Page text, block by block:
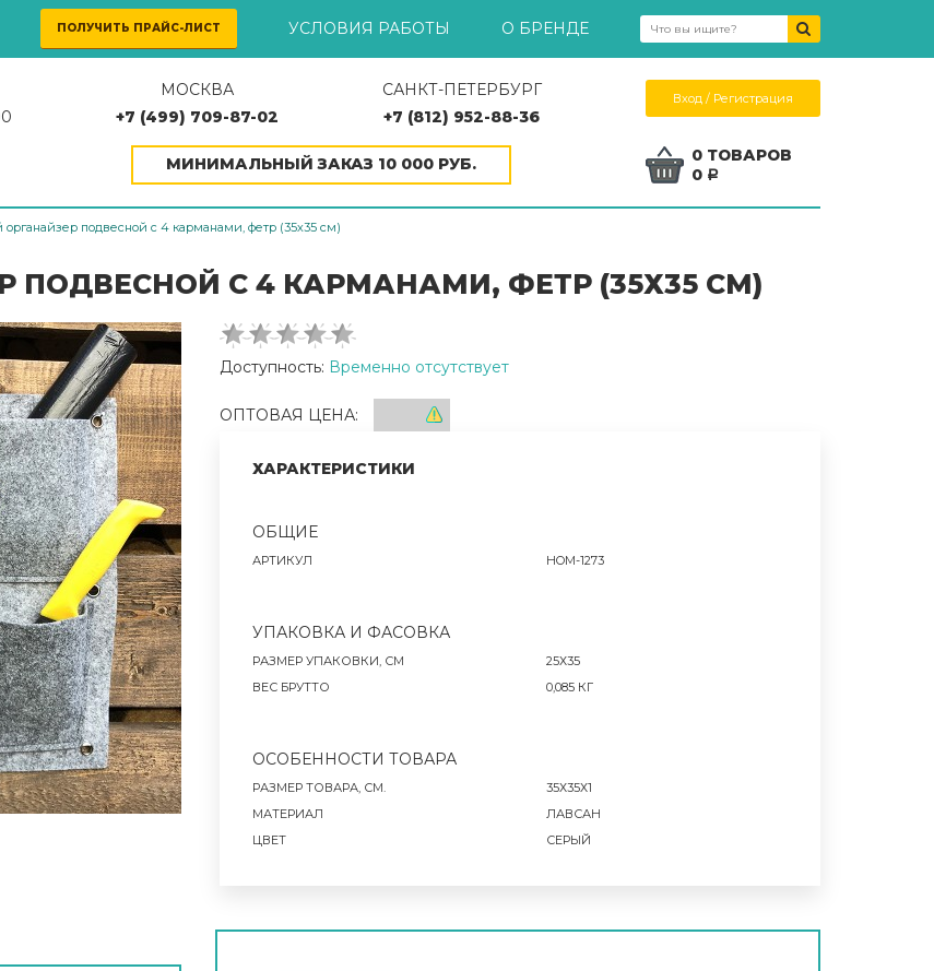
ПОЛУЧИТЬ ПРАЙС-ЛИСТ УСЛОВИЯ РАБОТЫ О БРЕНДЕ
МОСКВА
+7 (499) 709-87-02
САНКТ-ПЕТЕРБУРГ
+7 (812) 952-88-36
Вход / Регистрация
МИНИМАЛЬНЫЙ ЗАКАЗ 10 000 РУБ.
0 ТОВАРОВ
0 a
органайзер подвесной с 4 карманами, фетр (35х35 см)
ПОДВЕСНОЙ С 4 КАРМАНАМИ, ФЕТР (35Х35 СМ)
Доступность: Временно отсутствует
ОПТОВАЯ ЦЕНА:
ХАРАКТЕРИСТИКИ
ОБЩИЕ
АРТИКУЛ HOM-1273
УПАКОВКА И ФАСОВКА
РАЗМЕР УПАКОВКИ, СМ
25Х35
ВЕС БРУТТО
0,085 КГ
ОСОБЕННОСТИ ТОВАРА
РАЗМЕР ТОВАРА, СМ.
35Х35Х1
МАТЕРИАЛ
ЛАВСАН
ЦВЕТ
СЕРЫЙ